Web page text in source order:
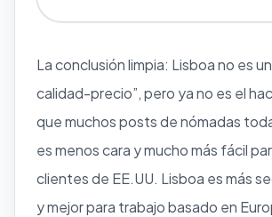
La conclusión limpia: Lisboa no es
calidad-precio”, pero ya no es el
que muchos posts de nómadas
es menos cara y mucho más fácil
clientes de EE.UU. Lisboa es más
y mejor para trabajo basado en